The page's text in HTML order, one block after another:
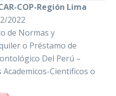
COP-Región Lima
2022
de Normas y
o Préstamo de
Del Perú –
Cientificos o